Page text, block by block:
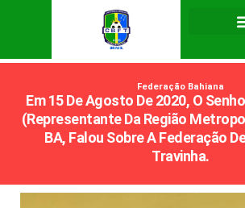
Federação Bahiana
Em 15 De Agosto De 2020, O
(Representante Da Região
BA, Falou Sobre A Federação
Travinha.